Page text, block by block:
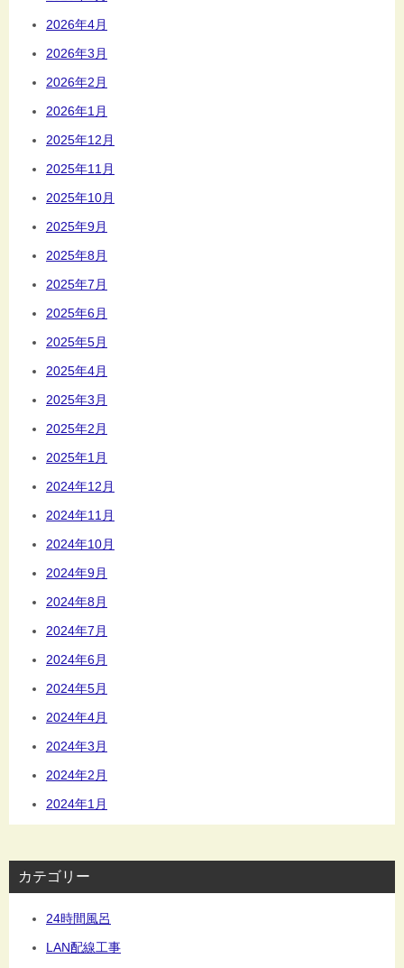
2026年4月
2026年3月
2026年2月
2026年1月
2025年12月
2025年11月
2025年10月
2025年9月
2025年8月
2025年7月
2025年6月
2025年5月
2025年4月
2025年3月
2025年2月
2025年1月
2024年12月
2024年11月
2024年10月
2024年9月
2024年8月
2024年7月
2024年6月
2024年5月
2024年4月
2024年3月
2024年2月
2024年1月
カテゴリー
24時間風呂
LAN配線工事